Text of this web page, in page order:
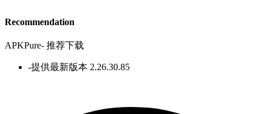
Recommendation
APKPure- 推荐下载
-提供最新版本 2.26.30.85